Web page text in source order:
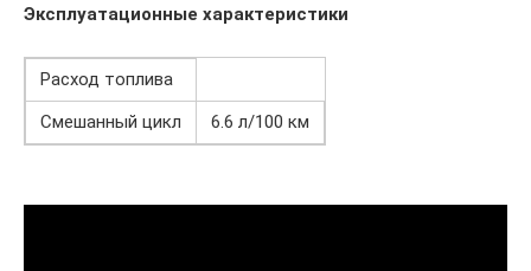
Эксплуатационные характеристики
Расход топлива
Смешанный цикл
6.6 л/100 км